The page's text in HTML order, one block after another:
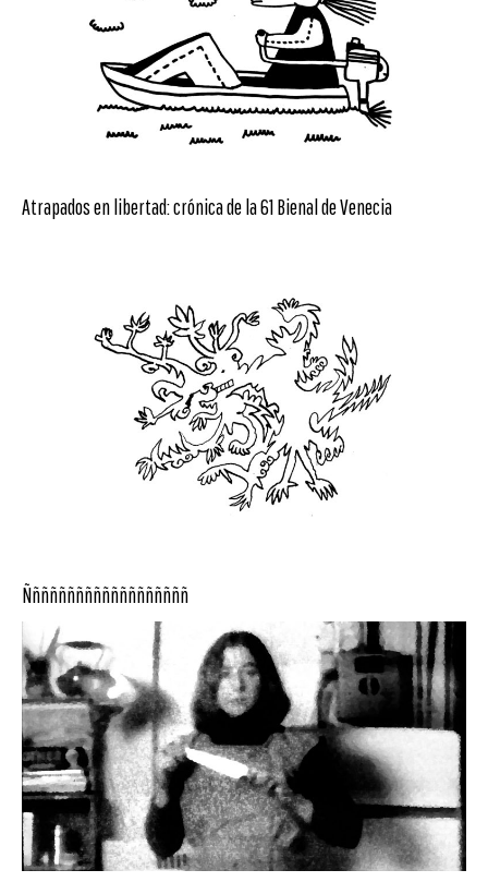
Atrapados en libertad: crónica de la 61 Bienal de Venecia
Ñññññññññññññññññññ